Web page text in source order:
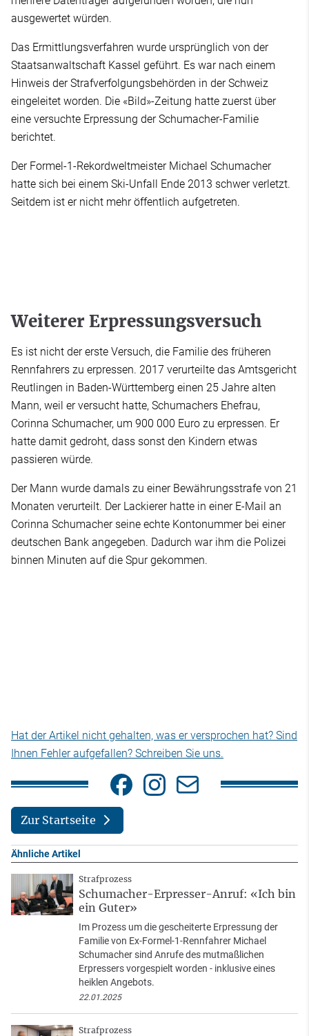
ausgewertet würden.
Das Ermittlungsverfahren wurde ursprünglich von der
Staatsanwaltschaft Kassel geführt. Es war nach einem
Hinweis der Strafverfolgungsbehörden in der Schweiz
eingeleitet worden. Die «Bild»-Zeitung hatte zuerst über
eine versuchte Erpressung der Schumacher-Familie
berichtet.
Der Formel-1-Rekordweltmeister Michael Schumacher
hatte sich bei einem Ski-Unfall Ende 2013 schwer verletzt.
Seitdem ist er nicht mehr öffentlich aufgetreten.
Weiterer Erpressungsversuch
Es ist nicht der erste Versuch, die Familie des früheren
Rennfahrers zu erpressen. 2017 verurteilte das Amtsgericht
Reutlingen in Baden-Württemberg einen 25 Jahre alten
Mann, weil er versucht hatte, Schumachers Ehefrau,
Corinna Schumacher, um 900 000 Euro zu erpressen. Er
hatte damit gedroht, dass sonst den Kindern etwas
passieren würde.
Der Mann wurde damals zu einer Bewährungsstrafe von 21
Monaten verurteilt. Der Lackierer hatte in einer E-Mail an
Corinna Schumacher seine echte Kontonummer bei einer
deutschen Bank angegeben. Dadurch war ihm die Polizei
binnen Minuten auf die Spur gekommen.
Hat der Artikel nicht gehalten, was er versprochen hat? Sind
Ihnen Fehler aufgefallen? Schreiben Sie uns.
Zur Startseite
Ähnliche Artikel
Strafprozess
Schumacher-Erpresser-Anruf: «Ich bin
ein Guter»
Im Prozess um die gescheiterte Erpressung der
Familie von Ex-Formel-1-Rennfahrer Michael
Schumacher sind Anrufe des mutmaßlichen
Erpressers vorgespielt worden - inklusive eines
heiklen Angebots.
22.01.2025
Strafprozess